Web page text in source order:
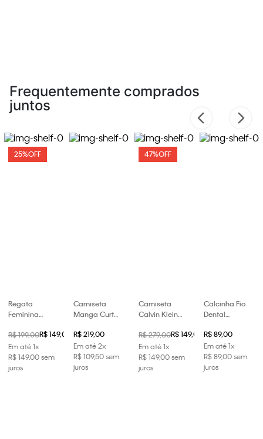
Frequentemente comprados
juntos
25%OFF
Regata
Feminina
Bordado
Calvin Klein -
Branco 2
R$ 199,00R$ 149,00
Em até1x
R$149,00sem
juros
Camiseta
Manga Curta
Calvin Klein
Bordado -
Bordo
R$ 219,00
Em até2x
R$109,50sem
juros
47%OFF
Camiseta
Calvin Klein
Embossed
Bordado -
Verde Médio
R$ 279,00R$ 149,00
Em até1x
R$149,00sem
juros
Calcinha Fio
Dental
Cotton - Off
White
R$ 89,00
Em até1x
R$89,00sem
juros